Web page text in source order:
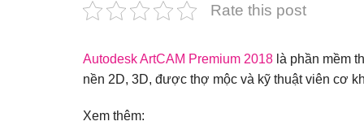
Rate this post
Autodesk ArtCAM Premium 2018 là phần mềm
nền 2D, 3D, được thợ mộc và kỹ thuật viên cơ
Xem thêm: